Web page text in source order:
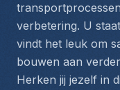
verbetering. U
vindt het leuk om
bouwen aan
Herken jij jezelf in